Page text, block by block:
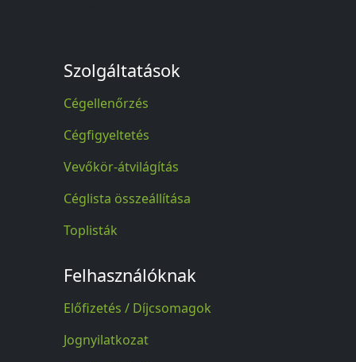
Szolgáltatások
Cégellenőrzés
Cégfigyeltetés
Vevőkör-átvilágítás
Céglista összeállítása
Toplisták
Felhasználóknak
Előfizetés / Díjcsomagok
Jognyilatkozat